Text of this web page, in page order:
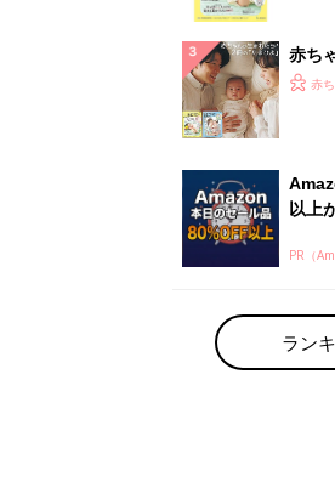
赤ち
ひよ
赤
以上
PR（
ラン